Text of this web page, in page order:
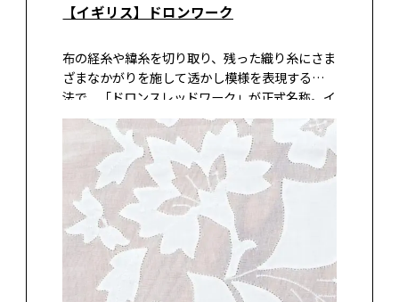
【イギリス】ドロンワーク
布の経糸や緯糸を切り取り、残った織り糸にさま
ざまなかがりを施して透かし模様を表現する技
法で、「ドロンスレッドワーク」が正式名称。イ
タリアが発祥といわれ、ニードルレースが生ま
れるきっかけにもなった。16世紀にヨーロッパ
各地に広まり、特にスペインで全盛を…